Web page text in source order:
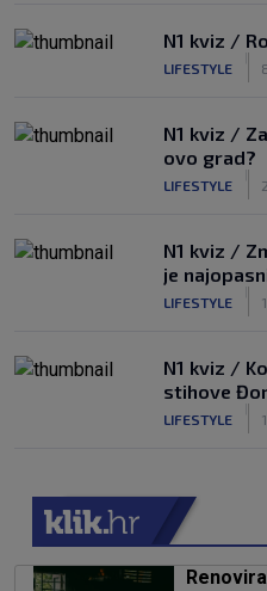
N1 kviz /
LIFESTYLE
N1 kviz /
ovo grad?
LIFESTYLE
N1 kviz /
je
LIFESTYLE
N1 kviz /
stihove
LIFESTYLE